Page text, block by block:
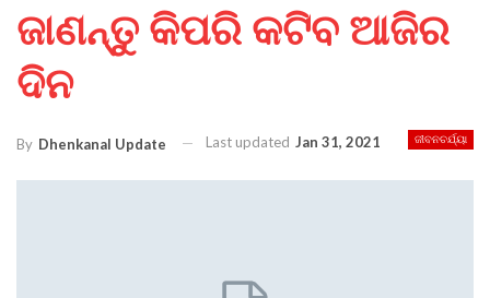
ଜାଣନ୍ତୁ କିପରି କଟିବ ଆଜିର
ଦିନ
ଜୀବନଚର୍ଯ୍ୟା
By Dhenkanal Update Last updated Jan 31, 2021